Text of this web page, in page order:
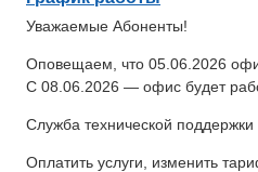
Уважаемые Абоненты!
Оповещаем, что 05.06.2026
С 08.06.2026 — офис будет
Служба технической
Оплатить услуги, изменить